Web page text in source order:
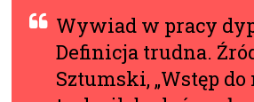
Wywiad w pracy
Definicja trudna.
Sztumski, „Wstęp